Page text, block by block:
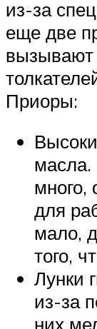
из-за
еще две
вызывают
Приоры:
масла.
много,
для
мало,
того,
Лунки
из-за
них